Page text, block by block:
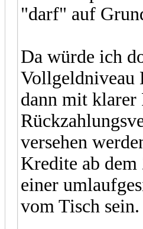
"darf" auf
Da würde ich
Vollgeldniveau
dann mit klarer
versehen
Kredite ab
einer
vom Tisch sein.